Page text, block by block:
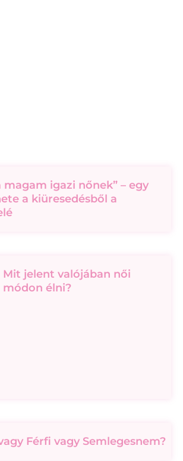
magam igazi nőnek” – egy
a kiüresedésből a
Mit jelent valójában női
módon élni?
Férfi vagy Semlegesnem?